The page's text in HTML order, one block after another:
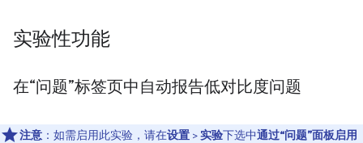
实验性功能
在“问题”标签页中自动报告低对比度问题
注意 ：如需启用此实验，请在设置 >实验下选中通过“问题”面板启用